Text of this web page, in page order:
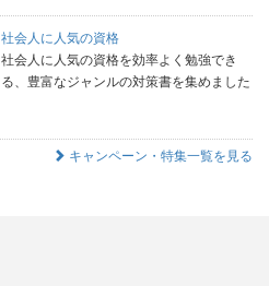
社会人に人気の資格
社会人に人気の資格を効率よく勉強でき
る、豊富なジャンルの対策書を集めました
キャンペーン・特集一覧を見る